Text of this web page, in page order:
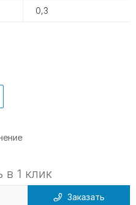
0,3
в 1 клик
Заказать